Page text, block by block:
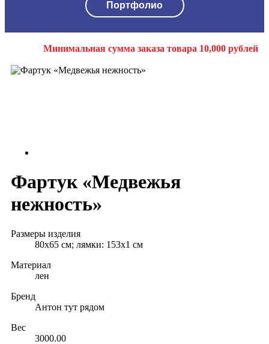
Портфолио
Минимальная сумма заказа товара 10,000 рублей
Фартук «Медвежья
нежность»
Размеры изделия
80х65 см; лямки: 153x1 см
Материал
лен
Бренд
Антон тут рядом
Вес
3000.00